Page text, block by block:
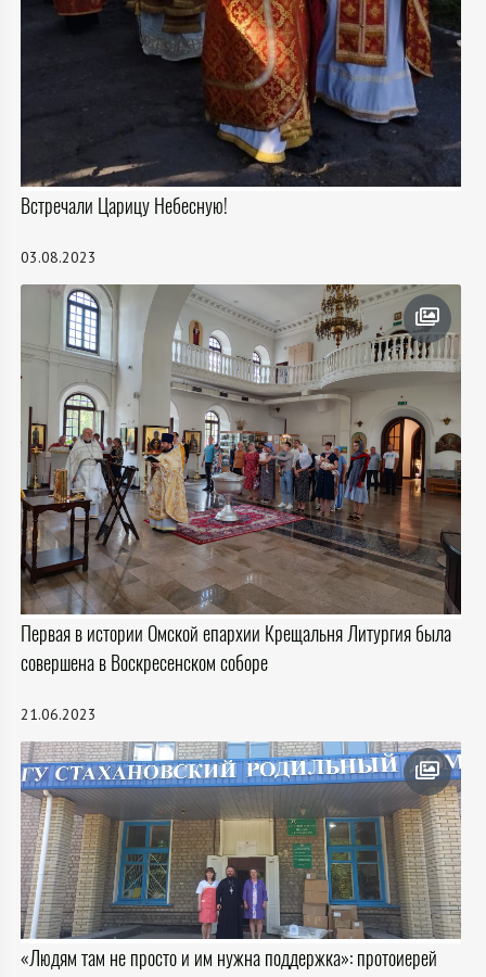
Встречали Царицу Небесную!
03.08.2023
Первая в истории Омской епархии Крещальня Литургия была
совершена в Воскресенском соборе
21.06.2023
«Людям там не просто и им нужна поддержка»: протоиерей